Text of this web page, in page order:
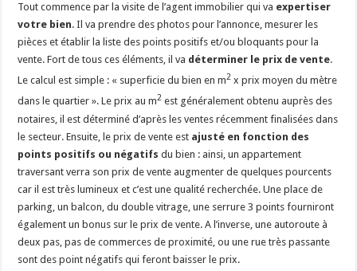
Tout commence par la visite de l’agent immobilier qui va expertiser
votre bien. Il va prendre des photos pour l’annonce, mesurer les
pièces et établir la liste des points positifs et/ou bloquants pour la
vente. Fort de tous ces éléments, il va déterminer le prix de vente.
Le calcul est simple : « superficie du bien en m2 x prix moyen du mètre
dans le quartier ». Le prix au m2 est généralement obtenu auprès des
notaires, il est déterminé d’après les ventes récemment finalisées dans
le secteur. Ensuite, le prix de vente est ajusté en fonction des
points positifs ou négatifs du bien : ainsi, un appartement
traversant verra son prix de vente augmenter de quelques pourcents
car il est très lumineux et c’est une qualité recherchée. Une place de
parking, un balcon, du double vitrage, une serrure 3 points fourniront
également un bonus sur le prix de vente. A l’inverse, une autoroute à
deux pas, pas de commerces de proximité, ou une rue très passante
sont des point négatifs qui feront baisser le prix.